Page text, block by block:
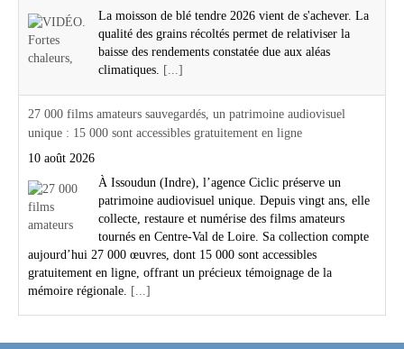
La moisson de blé tendre 2026 vient de s'achever. La
qualité des grains récoltés permet de relativiser la
baisse des rendements constatée due aux aléas
climatiques. [...]
27 000 films amateurs sauvegardés, un patrimoine audiovisuel
unique : 15 000 sont accessibles gratuitement en ligne
10 août 2026
À Issoudun (Indre), l’agence Ciclic préserve un
patrimoine audiovisuel unique. Depuis vingt ans, elle
collecte, restaure et numérise des films amateurs
tournés en Centre-Val de Loire. Sa collection compte
aujourd’hui 27 000 œuvres, dont 15 000 sont accessibles
gratuitement en ligne, offrant un précieux témoignage de la
mémoire régionale. [...]